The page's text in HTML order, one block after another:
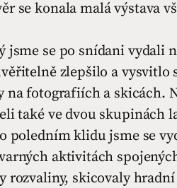
se konala malá výstava
jsme se po snídani vydali
zlepšilo a vysvitlo
na fotografiích a skicách.
také ve dvou skupinách
poledním klidu jsme se
aktivitách
rozvaliny, skicovaly